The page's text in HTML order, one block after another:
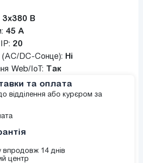
3x380 В
45 A
20
(AC/DC-Сонце): Ні
Web/IoT: Так
та оплата
відділення або курєром за
впродовж 14 днів
центр